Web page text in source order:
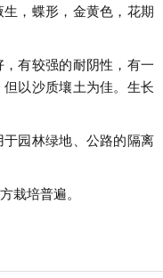
，蝶形，金黄色，花期
有较强的耐阴性，有一
以沙质壤土为佳。生长
园林绿地、公路的隔离
栽培普遍。